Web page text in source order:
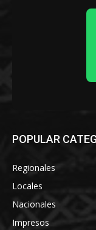
POPULAR
Regionales
Locales
Nacionales
Impresos